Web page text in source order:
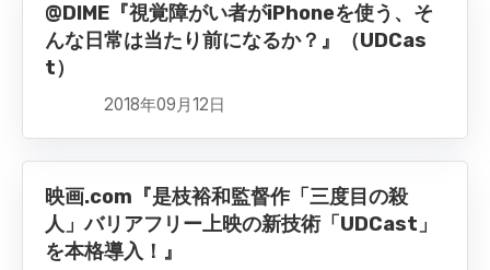
@DIME『視覚障がい者がiPhoneを使う、そ
んな日常は当たり前になるか？』（UDCas
t）
2018年09月12日
映画.com『是枝裕和監督作「三度目の殺
人」バリアフリー上映の新技術「UDCast」
を本格導入！』